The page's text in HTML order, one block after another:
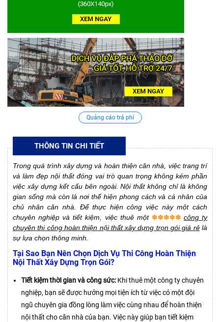
Quảng cáo trả phí
THÔNG TIN CHI TIẾT
Trong quá trình xây dựng và hoàn thiện căn nhà, việc trang trí
và làm đẹp nội thất đóng vai trò quan trọng không kém phần
việc xây dựng kết cấu bên ngoài. Nội thất không chỉ là không
gian sống mà còn là nơi thể hiện phong cách và cá nhân của
chủ nhân căn nhà. Để thực hiện công việc này một cách
chuyên nghiệp và tiết kiệm, việc thuê một ✽✽✽✽✽ công ty
chuyên thi công hoàn thiện nội thất xây dựng trọn gói giá rẻlà
sự lựa chọn thông minh.
Tại Sao Bạn Nên Chọn Dịch Vụ Thi Công Hoàn Thiện
Nội Thất Xây Dựng Trọn Gói?
Tiết kiệm thời gian và công sức: Khi thuê một công ty chuyên
nghiệp, bạn sẽ được hưởng mọi tiện ích từ việc có một đội
ngũ chuyên gia đồng lòng làm việc cùng nhau để hoàn thiện
nội thất cho căn nhà của bạn. Việc này giúp bạn tiết kiệm